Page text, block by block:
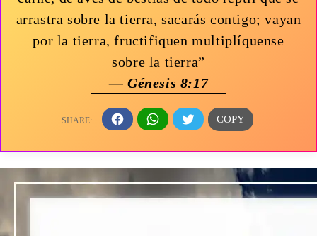
arrastra sobre la tierra, sacarás contigo; vayan
por la tierra, fructifiquen multiplíquense
sobre la tierra”
— Génesis 8:17